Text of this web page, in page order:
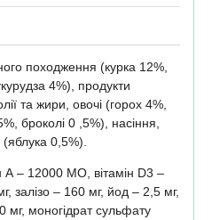
походження (курка 12%,
4%), продукти
та жири, овочі (горох 4%,
броколі 0 ,5%), насіння,
0,5%).
А – 12000 МО, вітамін D3 –
залізо – 160 мг, йод – 2,5 мг,
мг, моногідрат сульфату